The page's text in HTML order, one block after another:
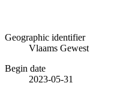
Geographic identifier
Vlaams Gewest
Begin date
2023-05-31